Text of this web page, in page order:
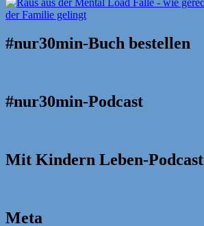
#nur30min-Buch bestellen
#nur30min-Podcast
Mit Kindern Leben-Podcast
Meta